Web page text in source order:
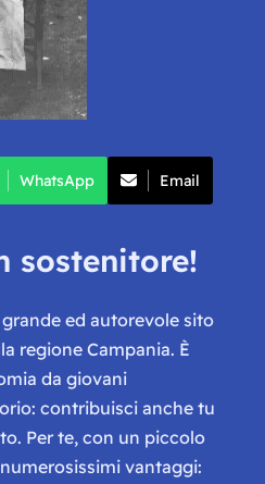
WhatsApp Email
sostenitore!
ed autorevole sito
regione Campania. È
da giovani
contribuisci anche tu
Per te, con un piccolo
vantaggi: